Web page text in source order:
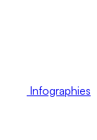
Infographies